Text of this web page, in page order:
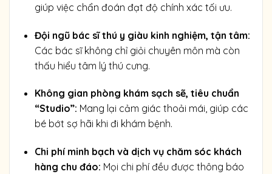
giúp việc chẩn đoán đạt độ chính xác tối ưu.
Đội ngũ bác sĩ thú y giàu kinh nghiệm, tận tâm:
Các bác sĩ không chỉ giỏi chuyên môn mà còn
thấu hiểu tâm lý thú cưng.
Không gian phòng khám sạch sẽ, tiêu chuẩn
“Studio”: Mang lại cảm giác thoải mái, giúp các
bé bớt sợ hãi khi đi khám bệnh.
Chi phí minh bạch và dịch vụ chăm sóc khách
hàng chu đáo: Mọi chi phí đều được thông báo